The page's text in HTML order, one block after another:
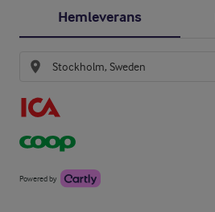
Hemleverans
Powered by